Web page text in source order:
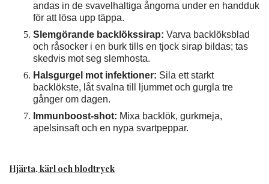
andas in de svavelhaltiga ångorna under en handduk
för att lösa upp täppa.
Slemgörande backlökssirap: Varva backlöksblad
och råsocker i en burk tills en tjock sirap bildas; tas
skedvis mot seg slemhosta.
Halsgurgel mot infektioner: Sila ett starkt
backlökste, låt svalna till ljummet och gurgla tre
gånger om dagen.
Immunboost-shot: Mixa backlök, gurkmeja,
apelsinsaft och en nypa svartpeppar.
Hjärta, kärl och blodtryck